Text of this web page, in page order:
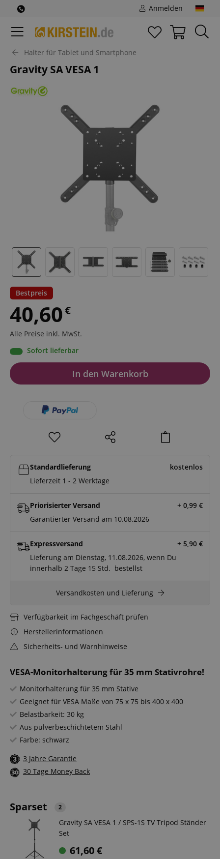
Anmelden
Halter für Tablet und Smartphone
Gravity SA VESA 1
VESA-Monitorhalterung für 35 mm Stativrohre!
Monitorhalterung für 35 mm Stative
Geeignet für VESA Maße von 75 x 75 bis 400 x 400
Belastbarkeit: 30 kg
Aus pulverbeschichtetem Stahl
Farbe: schwarz
3 Jahre Garantie
30 Tage Money Back
Bestpreis
40,60€
Alle Preise inkl. MwSt.
Sofort lieferbar
In den Warenkorb
Standardlieferung
kostenlos
Lieferzeit 1 - 2 Werktage
Priorisierter Versand + 0,99 €
Garantierter Versand am 10.08.2026
Expressversand + 5,90 €
Lieferung am Dienstag, 11.08.2026, wenn Du
innerhalb2 Tage 15 Std. bestellst
Versandkosten und Lieferung
Verfügbarkeit im Fachgeschäft prüfen
Herstellerinformationen
Sicherheits- und Warnhinweise
Sparset 2
Gravity SA VESA 1 / SPS-1S TV Tripod Ständer
Set
61,60€